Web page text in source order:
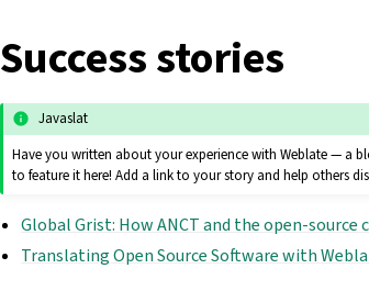
Success stories
Javaslat
Have you written about your experience with Weblate — a
to feature it here! Add a link to your story and help others
Global Grist: How ANCT and the open-
Translating Open Source Software with